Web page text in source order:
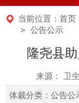
当前位置： 首页
> 公告公示
隆尧县
来源： 卫
体裁分类：公告